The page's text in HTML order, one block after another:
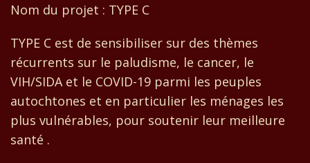
Nom du projet : TYPE C
TYPE C est de sensibiliser sur des thèmes
récurrents sur le paludisme, le cancer, le
VIH/SIDA et le COVID-19 parmi les peuples
autochtones et en particulier les ménages les
plus vulnérables, pour soutenir leur meilleure
santé .